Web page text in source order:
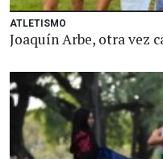
ATLETISMO
Joaquín Arbe, otra vez